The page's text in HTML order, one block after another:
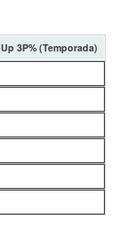
3P% (Temporada)